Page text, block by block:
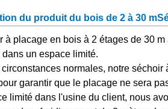
du produit du bois de 2 à 30 m
à placage en bois à 2 étages de 30
dans un espace limité.
circonstances normales, notre
garantir que le placage ne sera
limité dans l'usine du client, nous